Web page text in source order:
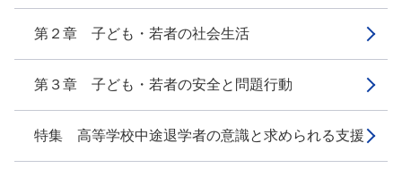
第２章 子ども・若者の社会生活
第３章 子ども・若者の安全と問題行動
特集 高等学校中途退学者の意識と求められる支援